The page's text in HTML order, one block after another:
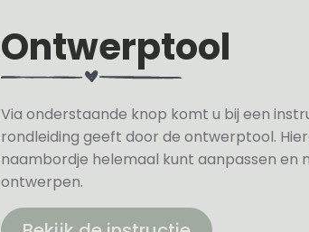
Ontwerptool
Via onderstaande knop komt u bij een
rondleiding geeft door de ontwerptool.
naambordje helemaal kunt aanpassen en
ontwerpen.